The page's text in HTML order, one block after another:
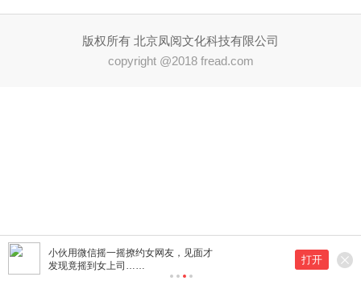
小伙用微信摇一摇撩约女网友，见面才
发现竟摇到女上司……
打开
版权所有 北京凤阅文化科技有限公司
copyright @2018 fread.com